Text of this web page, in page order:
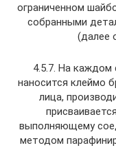
ограниченном
собранными
(далее
4.5.7. На каждом
наносится клеймо
лица,
выполняющему
методом